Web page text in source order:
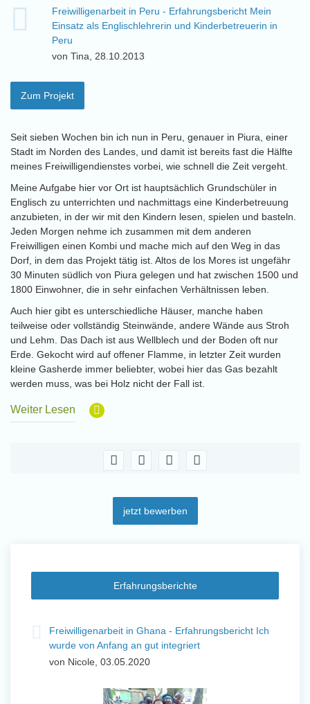
Freiwilligenarbeit in Peru - Erfahrungsbericht Mein
Einsatz als Englischlehrerin und Kinderbetreuerin in
Peru
von Tina, 28.10.2013
Zum Projekt
Seit sieben Wochen bin ich nun in Peru, genauer in Piura, einer
Stadt im Norden des Landes, und damit ist bereits fast die Hälfte
meines Freiwilligendienstes vorbei, wie schnell die Zeit vergeht.
Meine Aufgabe hier vor Ort ist hauptsächlich Grundschüler in
Englisch zu unterrichten und nachmittags eine Kinderbetreuung
anzubieten, in der wir mit den Kindern lesen, spielen und basteln.
Jeden Morgen nehme ich zusammen mit dem anderen
Freiwilligen einen Kombi und mache mich auf den Weg in das
Dorf, in dem das Projekt tätig ist. Altos de los Mores ist ungefähr
30 Minuten südlich von Piura gelegen und hat zwischen 1500 und
1800 Einwohner, die in sehr einfachen Verhältnissen leben.
Auch hier gibt es unterschiedliche Häuser, manche haben
teilweise oder vollständig Steinwände, andere Wände aus Stroh
und Lehm. Das Dach ist aus Wellblech und der Boden oft nur
Erde. Gekocht wird auf offener Flamme, in letzter Zeit wurden
kleine Gasherde immer beliebter, wobei hier das Gas bezahlt
werden muss, was bei Holz nicht der Fall ist.
Weiter Lesen
jetzt bewerben
Erfahrungsberichte
Freiwilligenarbeit in Ghana - Erfahrungsbericht Ich
wurde von Anfang an gut integriert
von Nicole, 03.05.2020